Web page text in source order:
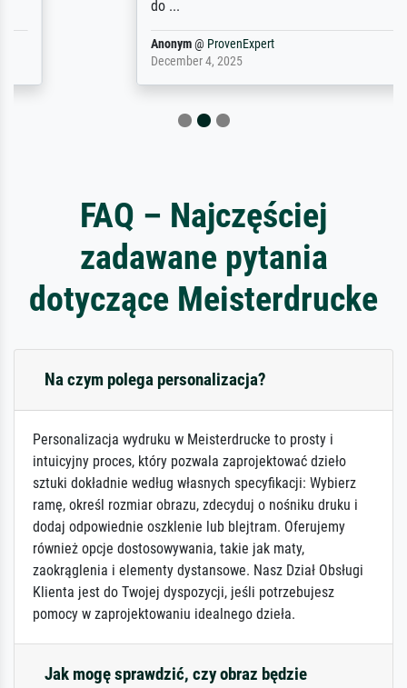
ProvenExpert
December 4, 2025
FAQ – Najczęściej
zadawane pytania
dotyczące Meisterdrucke
Na czym polega personalizacja?
Personalizacja wydruku w Meisterdrucke to prosty i
intuicyjny proces, który pozwala zaprojektować dzieło
sztuki dokładnie według własnych specyfikacji: Wybierz
ramę, określ rozmiar obrazu, zdecyduj o nośniku druku i
dodaj odpowiednie oszklenie lub blejtram. Oferujemy
również opcje dostosowywania, takie jak maty,
zaokrąglenia i elementy dystansowe. Nasz Dział Obsługi
Klienta jest do Twojej dyspozycji, jeśli potrzebujesz
pomocy w zaprojektowaniu idealnego dzieła.
Jak mogę sprawdzić, czy obraz będzie